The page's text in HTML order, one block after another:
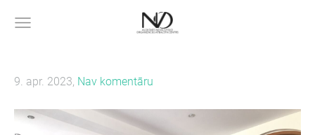
9. apr. 2023, Nav komentāru